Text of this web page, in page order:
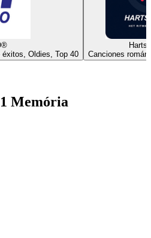
Oldies, Top 40
Canciones
Memória